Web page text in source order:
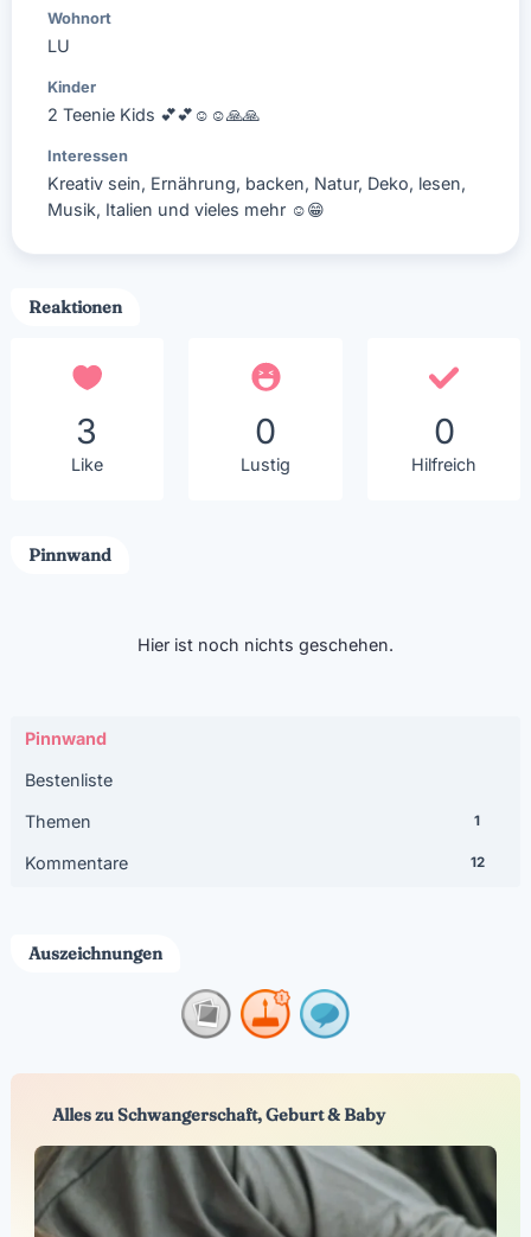
Wohnort
LU
Kinder
2 Teenie Kids 💕💕 ☺ ☺🙏🙏
Interessen
Kreativ sein, Ernährung, backen, Natur, Deko, lesen,
Musik, Italien und vieles mehr ☺😁
Reaktionen
3
Like
0
Lustig
0
Hilfreich
Pinnwand
Hier ist noch nichts geschehen.
Pinnwand
Bestenliste
Themen 1
Kommentare 12
Auszeichnungen
Alles zu Schwangerschaft, Geburt & Baby